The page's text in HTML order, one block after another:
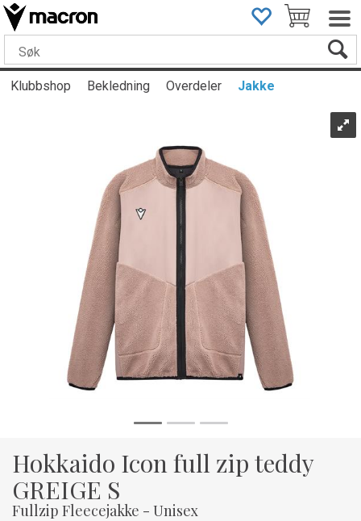
Klubbshop Bekledning Overdeler Jakke
Hokkaido Icon full zip teddy
GREIGE S
Fullzip Fleecejakke - Unisex